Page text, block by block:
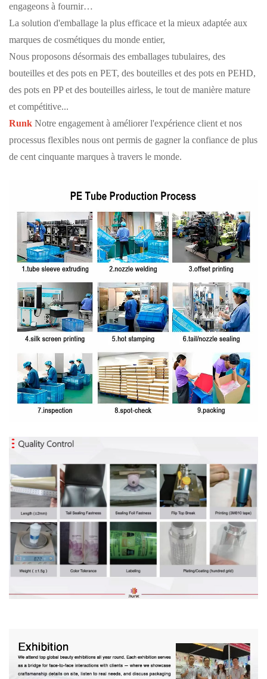
engageons à fournir…
La solution d'emballage la plus efficace et la mieux adaptée aux
marques de cosmétiques du monde entier,
Nous proposons désormais des emballages tubulaires, des
bouteilles et des pots en PET, des bouteilles et des pots en PEHD,
des pots en PP et des bouteilles airless, le tout de manière mature
et compétitive...
Runk Notre engagement à améliorer l'expérience client et nos
processus flexibles nous ont permis de gagner la confiance de plus
de cent cinquante marques à travers le monde.